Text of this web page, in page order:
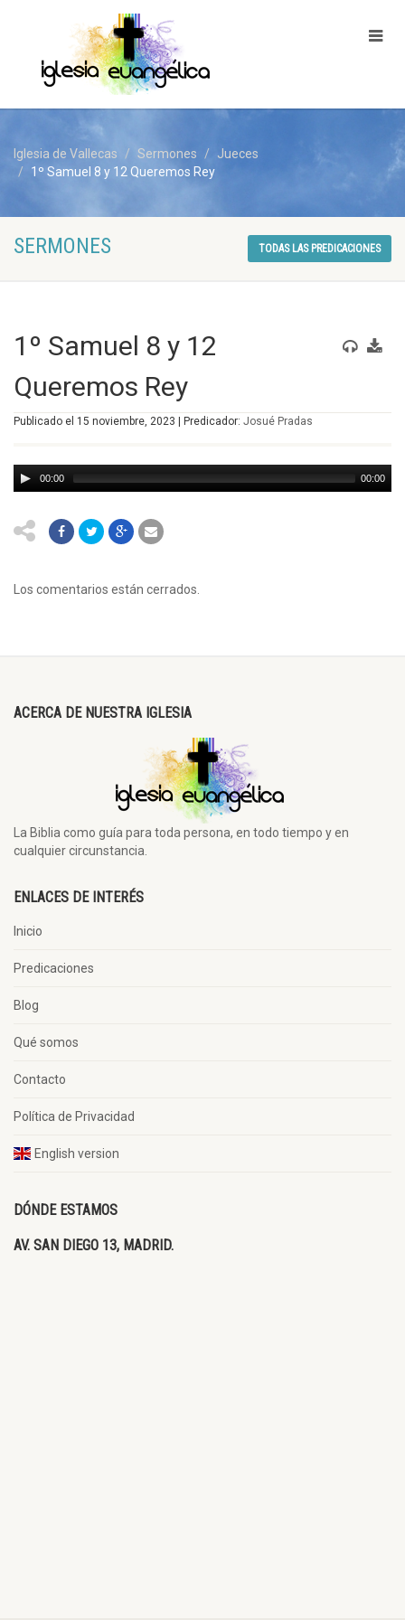
Iglesia de Vallecas Sermones
Jueces
1º Samuel 8 y 12 Queremos Rey
SERMONES TODAS LAS PREDICACIONES
1º Samuel 8 y 12
Queremos Rey
Publicado el 15 noviembre, 2023 | Predicador: Josué Pradas
00:00 00:00
Los comentarios están cerrados.
ACERCA DE NUESTRA IGLESIA
La Biblia como guía para toda persona, en todo tiempo y en
cualquier circunstancia.
ENLACES DE INTERÉS
Inicio
Predicaciones
Blog
Qué somos
Contacto
Política de Privacidad
English version
DÓNDE ESTAMOS
AV. SAN DIEGO 13, MADRID.